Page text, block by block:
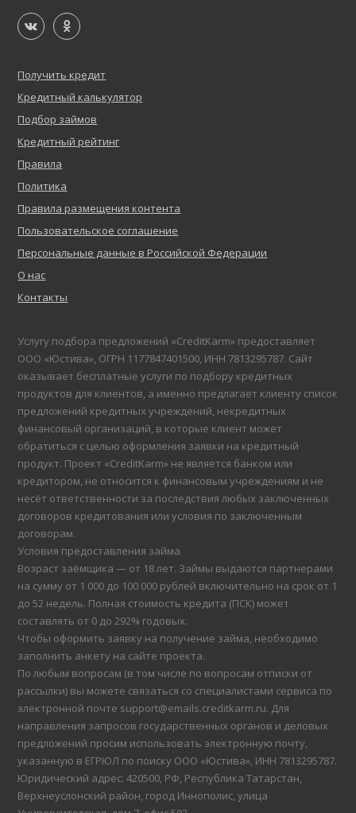
Получить кредит
Кредитный калькулятор
Подбор займов
Кредитный рейтинг
Правила
Политика
Правила размещения контента
Пользовательское соглашение
Персональные данные в Российской Федерации
О нас
Контакты
Услугу подбора предложений «CreditKarm» предоставляет
ООО «Юстива», ОГРН 1177847401500, ИНН 7813295787. Сайт
оказывает бесплатные услуги по подбору кредитных
продуктов для клиентов, а именно предлагает клиенту список
предложений кредитных учреждений, некредитных
финансовый организаций, в которые клиент может
обратиться с целью оформления заявки на кредитный
продукт. Проект «CreditKarm» не является банком или
кредитором, не относится к финансовым учреждениям и не
несёт ответственности за последствия любых заключенных
договоров кредитования или условия по заключенным
договорам.
Условия предоставления займа
Возраст заёмщика — от 18 лет. Займы выдаются партнерами
на сумму от 1 000 до 100 000 рублей включительно на срок от 1
до 52 недель. Полная стоимость кредита (ПСК) может
составлять от 0 до 292% годовых.
Чтобы оформить заявку на получение займа, необходимо
заполнить анкету на сайте проекта.
По любым вопросам (в том числе по вопросам отписки от
рассылки) вы можете связаться со специалистами сервиса по
электронной почте support@emails.creditkarm.ru. Для
направления запросов государственных органов и деловых
предложений просим использовать электронную почту,
указанную в ЕГРЮЛ по поиску ООО «Юстива», ИНН 7813295787.
Юридический адрес: 420500, РФ, Республика Татарстан,
Верхнеуслонский район, город Иннополис, улица